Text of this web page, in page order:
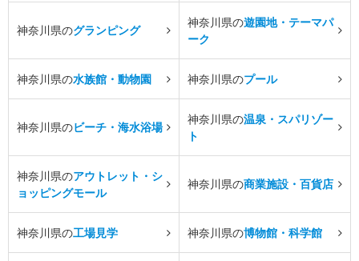
神奈川県のグランピング
神奈川県の遊園地・テーマパ
ーク
神奈川県の水族館・動物園 神奈川県のプール
神奈川県のビーチ・海水浴場
神奈川県の温泉・スパリゾー
ト
神奈川県のアウトレット・シ
ョッピングモール
神奈川県の商業施設・百貨店
神奈川県の工場見学 神奈川県の博物館・科学館